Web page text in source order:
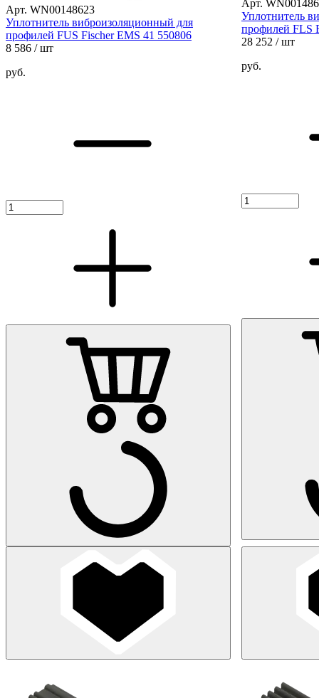
Арт. WN00148623
Уплотнитель виброизоляционный для
профилей FUS Fischer EMS 41 550806
8 586 / шт
руб.
Арт.
Уплотнитель
профилей FLS
28 252 / шт
руб.